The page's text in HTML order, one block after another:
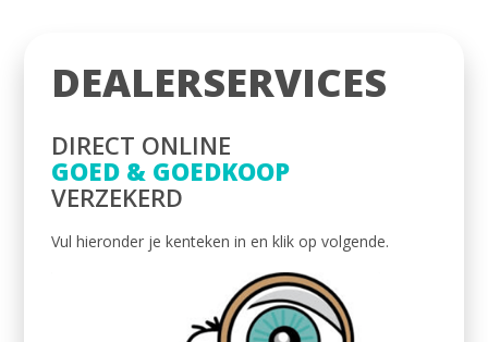
DEALERSERVICES
DIRECT ONLINE
GOED & GOEDKOOP
VERZEKERD
Vul hieronder je kenteken in en klik op volgende.